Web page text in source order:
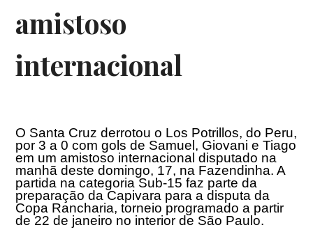
amistoso
internacional
O Santa Cruz derrotou o Los Potrillos, do Peru,
por 3 a 0 com gols de Samuel, Giovani e Tiago
em um amistoso internacional disputado na
manhã deste domingo, 17, na Fazendinha. A
partida na categoria Sub-15 faz parte da
preparação da Capivara para a disputa da
Copa Rancharia, torneio programado a partir
de 22 de janeiro no interior de São Paulo.